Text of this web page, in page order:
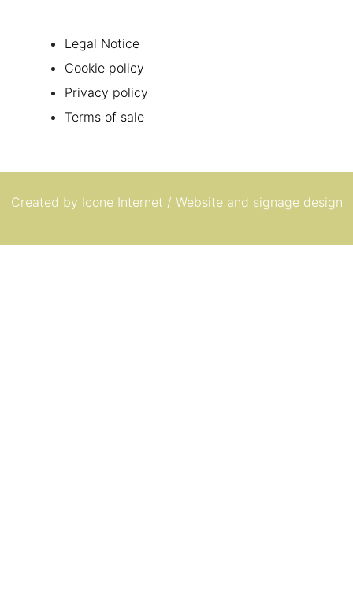
Legal Notice
Cookie policy
Privacy policy
Terms of sale
Created by Icone Internet / Website and signage design